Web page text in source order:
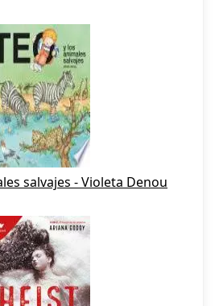
salvajes - Violeta Denou